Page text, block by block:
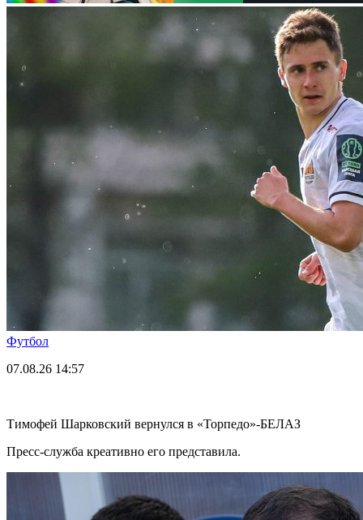
Футбол
07.08.26 14:57
Тимофей Шарковский вернулся в «Торпедо»-БЕЛАЗ
Пресс-служба креативно его представила.